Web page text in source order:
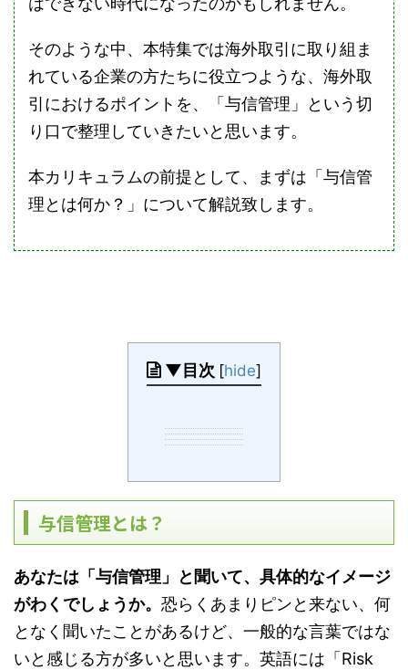
そのような中、本特集では海外取引に取り組ま
れている企業の方たちに役立つような、海外取
引におけるポイントを、「与信管理」という切
り口で整理していきたいと思います。
本カリキュラムの前提として、まずは「与信管
理とは何か？」について解説致します。
▼目次 [hide]
与信管理とは？
あなたは「与信管理」と聞いて、具体的なイメージ
がわくでしょうか。 恐らくあまりピンと来ない、何
となく聞いたことがあるけど、一般的な言葉ではな
いと感じる方が多いと思います。英語には「Risk